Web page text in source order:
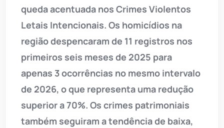
queda acentuada nos Crimes Violentos
Letais Intencionais. Os homicídios na
região despencaram de 11 registros nos
primeiros seis meses de 2025 para
apenas 3 ocorrências no mesmo intervalo
de 2026, o que representa uma redução
superior a 70%. Os crimes patrimoniais
também seguiram a tendência de baixa,